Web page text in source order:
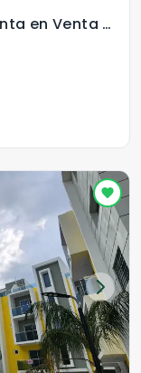
Nuevo Apartamento en 4ta Planta en Venta en Navarrete